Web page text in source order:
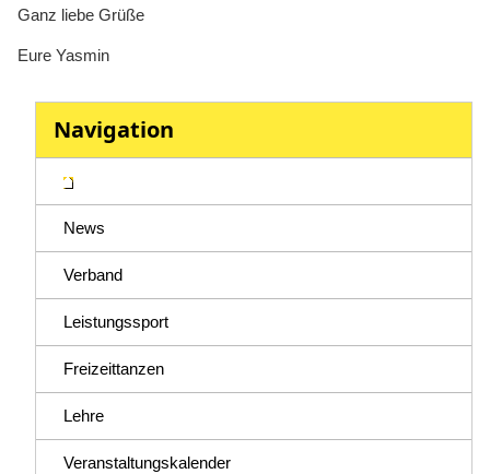
Ganz liebe Grüße
Eure Yasmin
Navigation
News
Verband
Leistungssport
Freizeittanzen
Lehre
Veranstaltungskalender